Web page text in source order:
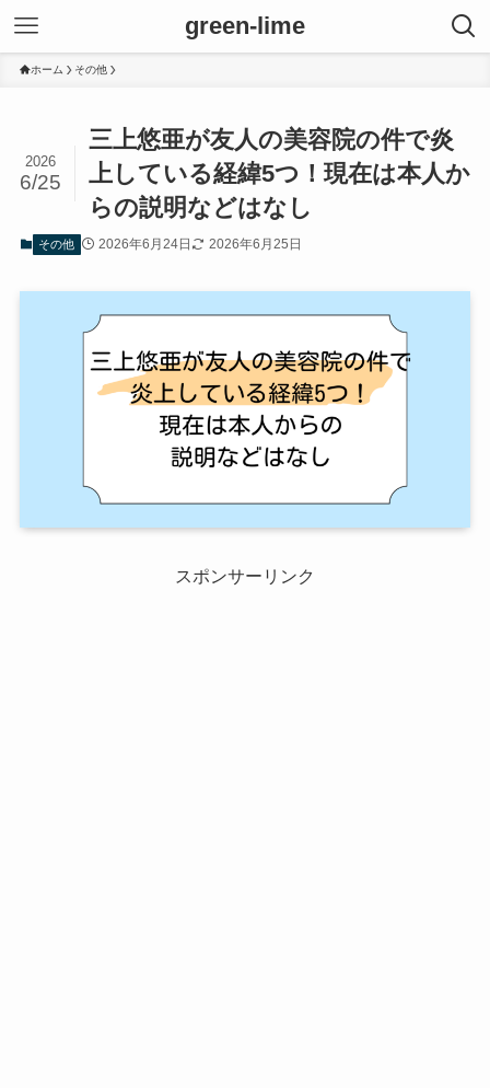
green-lime
ホーム その他
三上悠亜が友人の美容院の件で炎
上している経緯5つ！現在は本人か
らの説明などはなし
2026
6/25
その他 2026年6月24日 2026年6月25日
スポンサーリンク